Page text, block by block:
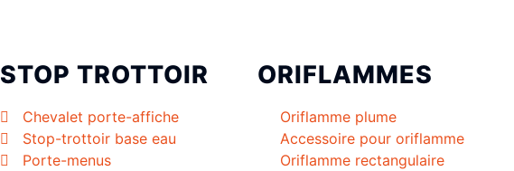
STOP TROTTOIR
Chevalet porte-affiche
Stop-trottoir base eau
Porte-menus
ORIFLAMMES
Oriflamme plume
Accessoire pour oriflamme
Oriflamme rectangulaire